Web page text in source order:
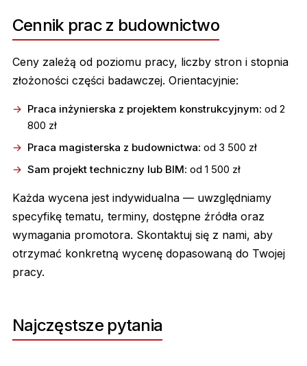
Cennik prac z budownictwo
Ceny zależą od poziomu pracy, liczby stron i stopnia
złożoności części badawczej. Orientacyjnie:
Praca inżynierska z projektem konstrukcyjnym: od 2
800 zł
Praca magisterska z budownictwa: od 3 500 zł
Sam projekt techniczny lub BIM: od 1 500 zł
Każda wycena jest indywidualna — uwzględniamy
specyfikę tematu, terminy, dostępne źródła oraz
wymagania promotora. Skontaktuj się z nami, aby
otrzymać konkretną wycenę dopasowaną do Twojej
pracy.
Najczęstsze pytania